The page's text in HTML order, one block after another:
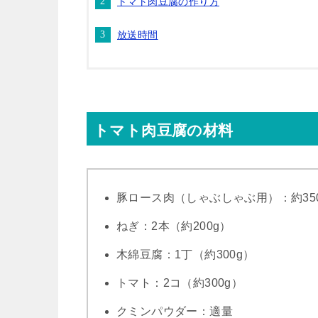
放送時間
トマト肉豆腐の材料
豚ロース肉（しゃぶしゃぶ用）：約
ねぎ：2本（約200g）
木綿豆腐：1丁（約300g）
トマト：2コ（約300g）
クミンパウダー：適量